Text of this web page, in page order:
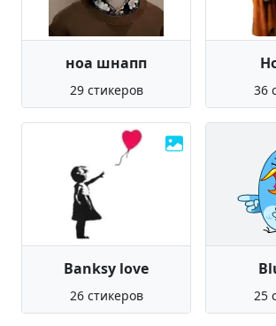
ноа шнапп
29 стикеров 36
Banksy love
26 стикеров 25